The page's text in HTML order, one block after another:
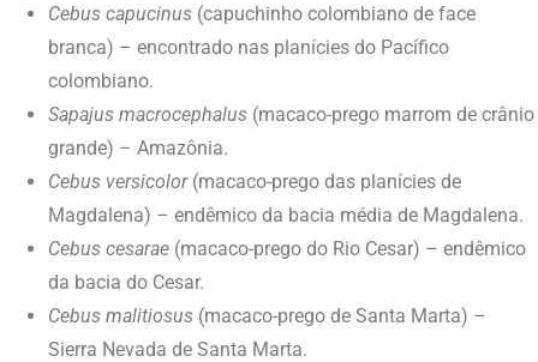
Cebus capucinus (capuchinho colombiano de face
branca) – encontrado nas planícies do Pacífico
colombiano.
Sapajus macrocephalus (macaco-prego marrom de crânio
grande) – Amazônia.
Cebus versicolor(macaco-prego das planícies de
Magdalena) – endêmico da bacia média de Magdalena.
Cebus cesarae (macaco-prego do Rio Cesar) – endêmico
da bacia do Cesar.
Cebus malitiosus (macaco-prego de Santa Marta) –
Sierra Nevada de Santa Marta.